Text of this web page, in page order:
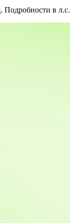
Подробности в л.с.